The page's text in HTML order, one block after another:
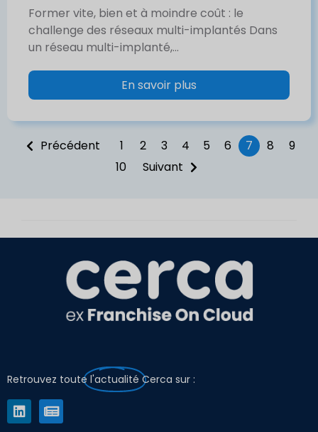
Former vite, bien et à moindre coût : le
challenge des réseaux multi-implantés Dans
un réseau multi-implanté,...
En savoir plus
Précédent 1 2 3 4 5 6 7 8
9
10
Suivant
Retrouvez toute l'actualité Cerca sur :